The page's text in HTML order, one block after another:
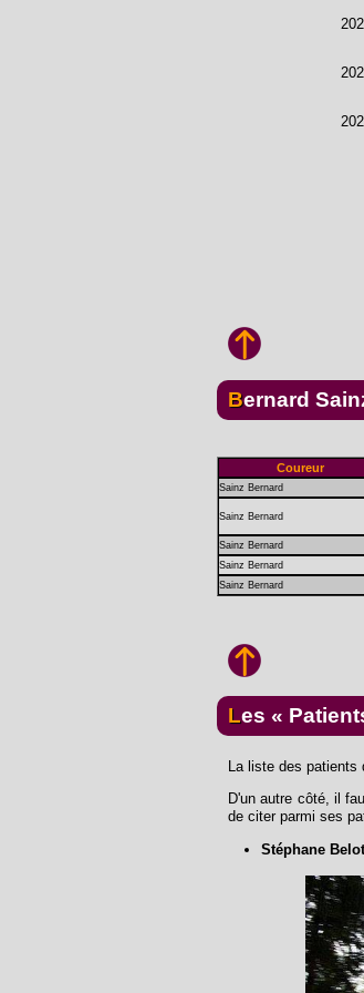
Bernard
Coureur
Sainz Bernard
Sainz Bernard
Sainz Bernard
Sainz Bernard
Sainz Bernard
Les «
La liste des
D'un autre côté, il
de citer parmi ses
Stéphane Belot